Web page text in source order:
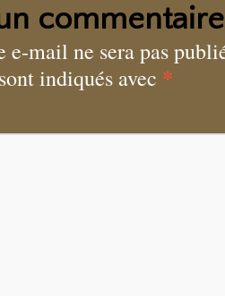
commentaire
e-mail ne sera pas
indiqués avec *